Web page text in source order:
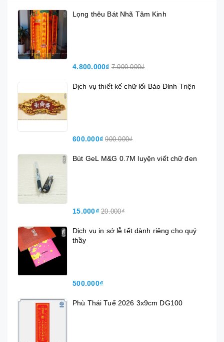
Lọng thêu Bát Nhã Tâm Kinh
4.800.000₫ 7.000.000₫
Dịch vụ thiết kế chữ lối Bảo Đỉnh Triện
600.000₫ 900.000₫
Bút GeL M&G 0.7M luyện viết chữ đen
15.000₫ 20.000₫
Dịch vụ in sớ lễ tết dành riêng cho quý
thầy
500.000₫
Phù Thái Tuế 2026 3x9cm DG100